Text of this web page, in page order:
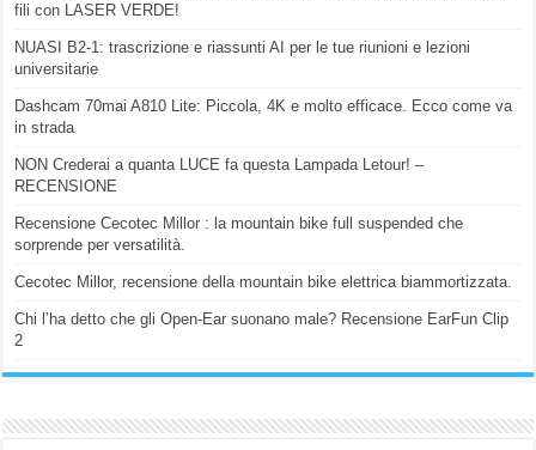
fili con LASER VERDE!
NUASI B2-1: trascrizione e riassunti AI per le tue riunioni e lezioni
universitarie
Dashcam 70mai A810 Lite: Piccola, 4K e molto efficace. Ecco come va
in strada
NON Crederai a quanta LUCE fa questa Lampada Letour! –
RECENSIONE
Recensione Cecotec Millor : la mountain bike full suspended che
sorprende per versatilità.
Cecotec Millor, recensione della mountain bike elettrica biammortizzata.
Chi l’ha detto che gli Open-Ear suonano male? Recensione EarFun Clip
2